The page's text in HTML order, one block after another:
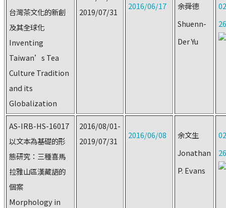
台灣茶文化的新創
及其全球化
Inventing
Taiwan’s Tea
Culture Tradition
and its
Globalization
2019/07/31
2016/06/17
余舜德
Shuenn-
Der Yu
AS-IRB-HS-16017
以文本為基礎的形
態研究：三種喜馬
拉雅山區漢藏語的
個案
Morphology in
2016/08/01-
2019/07/31
2016/06/08
余文生
Jonathan
P. Evans